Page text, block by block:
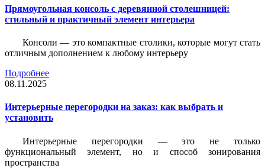
Прямоугольная консоль с деревянной столешницей:
стильный и практичный элемент интерьера
Консоли — это компактные столики, которые могут стать
отличным дополнением к любому интерьеру
Подробнее
08.11.2025
Интерьерные перегородки на заказ: как выбрать и
установить
Интерьерные перегородки — это не только
функциональный элемент, но и способ зонирования
пространства